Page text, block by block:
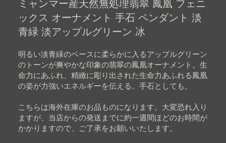
beginning
images
ックス オーナメント 手石 ペンダント 淡
青緑 淡アップルグリーン 冰
明るい淡青緑のベースに柔らかに入るアップルグリーン
のトーンが爽やかな印象の翡翠の鳳凰オーナメント。生
命力にあふれ、精緻に彫り出された生命力あふれる鳳凰
の姿が力強いエネルギーを伝える。手石としても。
こちらは海外在庫のお品ものになります。大変恐れ入り
ますが、当店からの発送までに約一週間ほどのお時間が
かかりますので、ご了承をお願いいたします。